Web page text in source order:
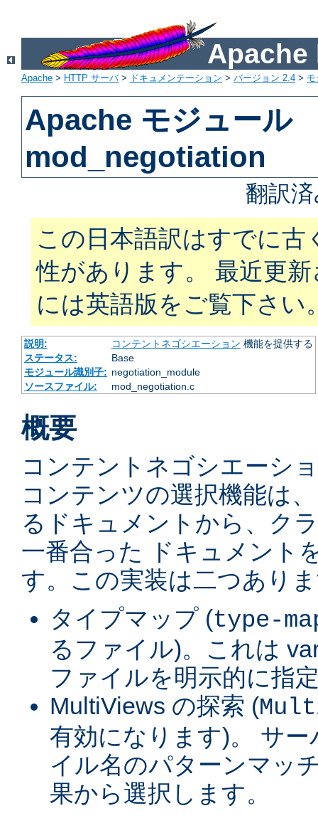
Apache
Apache > HTTP サーバ> ドキュメンテーション > バージョン 2.4 >
Apache モジュール
mod_negotiation
翻訳
この日本語訳はすでに古
性があります。 最近更
には英語版をご覧下さい
説明: コンテントネゴシエーション 機能を提供する
ステータス:
Base
モジュール識別子: negotiation_module
ソースファイル:
mod_negotiation.c
概要
コンテントネゴシエーシ
コンテンツの選択機能は
るドキュメントから、ク
一番合った ドキュメント
す。この実装は二つあり
タイプマップ (type-
るファイル)。これは
ファイルを明示的に指
MultiViews の探索 (
有効になります)。 サ
イル名のパターンマッ
果から選択します。